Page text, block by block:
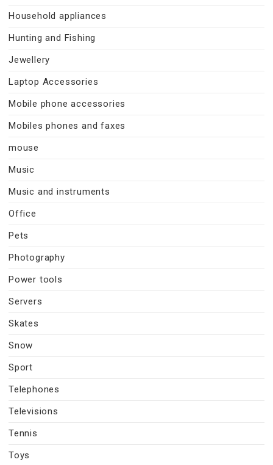
Household appliances
Hunting and Fishing
Jewellery
Laptop Accessories
Mobile phone accessories
Mobiles phones and faxes
mouse
Music
Music and instruments
Office
Pets
Photography
Power tools
Servers
Skates
Snow
Sport
Telephones
Televisions
Tennis
Toys